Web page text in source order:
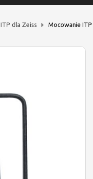
ITP dla Zeiss
Mocowanie ITP